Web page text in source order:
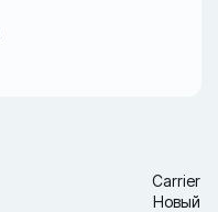
Carrier
Новый